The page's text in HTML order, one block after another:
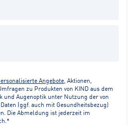
Angebote , Aktionen,
zu Produkten von KIND aus dem
und Augenoptik unter Nutzung der von
(ggf. auch mit Gesundheitsbezug)
Die Abmeldung ist jederzeit im